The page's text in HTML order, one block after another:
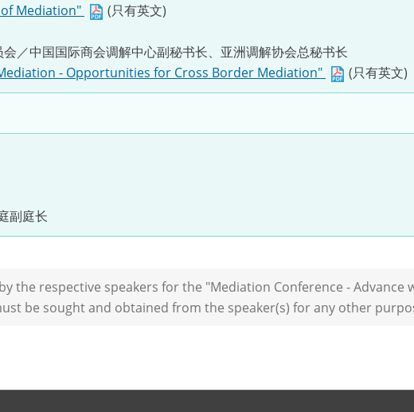
Mediation"
(只有英文)
／中国国际商会调解中心副秘书长、亚洲调解协会总秘书长
- Opportunities for Cross Border Mediation"
(只有英文)
副庭长
the respective speakers for the "Mediation Conference -
be sought and obtained from the speaker(s) for any other